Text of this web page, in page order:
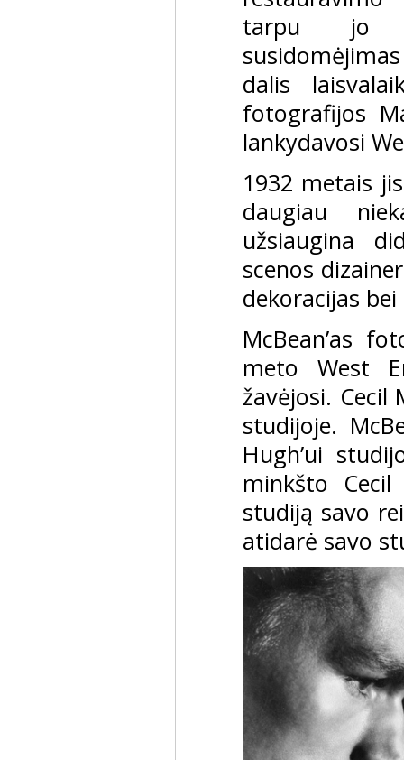
tarpu jo
dalis
fotografijos
lankydavosi
1932 metais
daugiau
užsiaugina
scenos
dekoracijas
McBean’as
meto West
žavėjosi. Cecil
studijoje.
Hugh’ui
minkšto
studiją savo
atidarė savo